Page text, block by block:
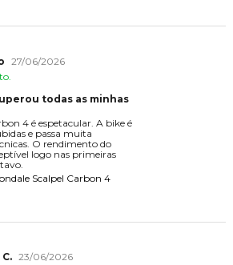
27/06/2026
todas as minhas
4 é espetacular. A bike é
e passa muita
O rendimento do
logo nas primeiras
Scalpel Carbon 4
23/06/2026